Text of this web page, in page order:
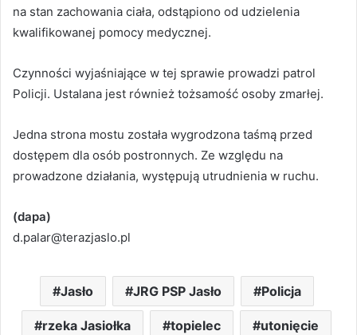
na stan zachowania ciała, odstąpiono od udzielenia
kwalifikowanej pomocy medycznej.
Czynności wyjaśniające w tej sprawie prowadzi patrol
Policji. Ustalana jest również tożsamość osoby zmarłej.
Jedna strona mostu została wygrodzona taśmą przed
dostępem dla osób postronnych. Ze względu na
prowadzone działania, występują utrudnienia w ruchu.
(dapa)
d.palar@terazjaslo.pl
Jasło JRG PSP Jasło Policja
rzeka Jasiołka topielec utonięcie